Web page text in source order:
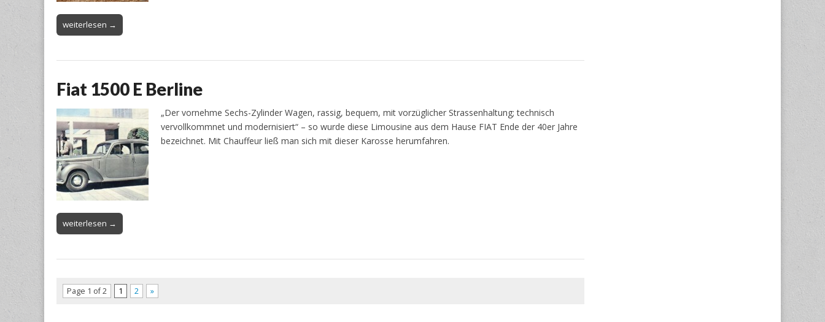
weiterlesen →
Fiat 1500 E Berline
„Der vornehme Sechs-Zylinder Wagen, rassig, bequem, mit vorzüglicher Strassenhaltung; technisch
vervollkommnet und modernisiert“ – so wurde diese Limousine aus dem Hause FIAT Ende der 40er Jahre
bezeichnet. Mit Chauffeur ließ man sich mit dieser Karosse herumfahren.
weiterlesen →
Page 1 of 2 1 2 »